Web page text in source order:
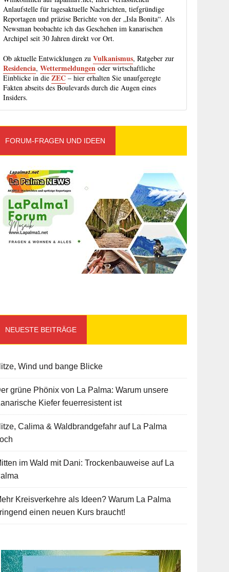
Anlaufstelle für tagesaktuelle Nachrichten, tiefgründige
Reportagen und präzise Berichte von der „Isla Bonita“. Als
Newsman beobachte ich das Geschehen im kanarischen
Archipel seit 30 Jahren direkt vor Ort.
Ob aktuelle Entwicklungen zuVulkanismus, Ratgeber zur
Residencia,Wettermeldungen oder wirtschaftliche
Einblicke in dieZEC – hier erhalten Sie unaufgeregte
Fakten abseits des Boulevards durch die Augen eines
Insiders.
FORUM-FRAGEN UND IDEEN
NEUESTE BEITRÄGE
Wind und bange Blicke
grüne Phönix von La Palma: Warum unsere
Kiefer feuerresistent ist
Calima & Waldbrandgefahr auf La Palma
im Wald mit Dani: Trockenbauweise auf La
Kreisverkehre als Ideen? Warum La Palma
einen neuen Kurs braucht!